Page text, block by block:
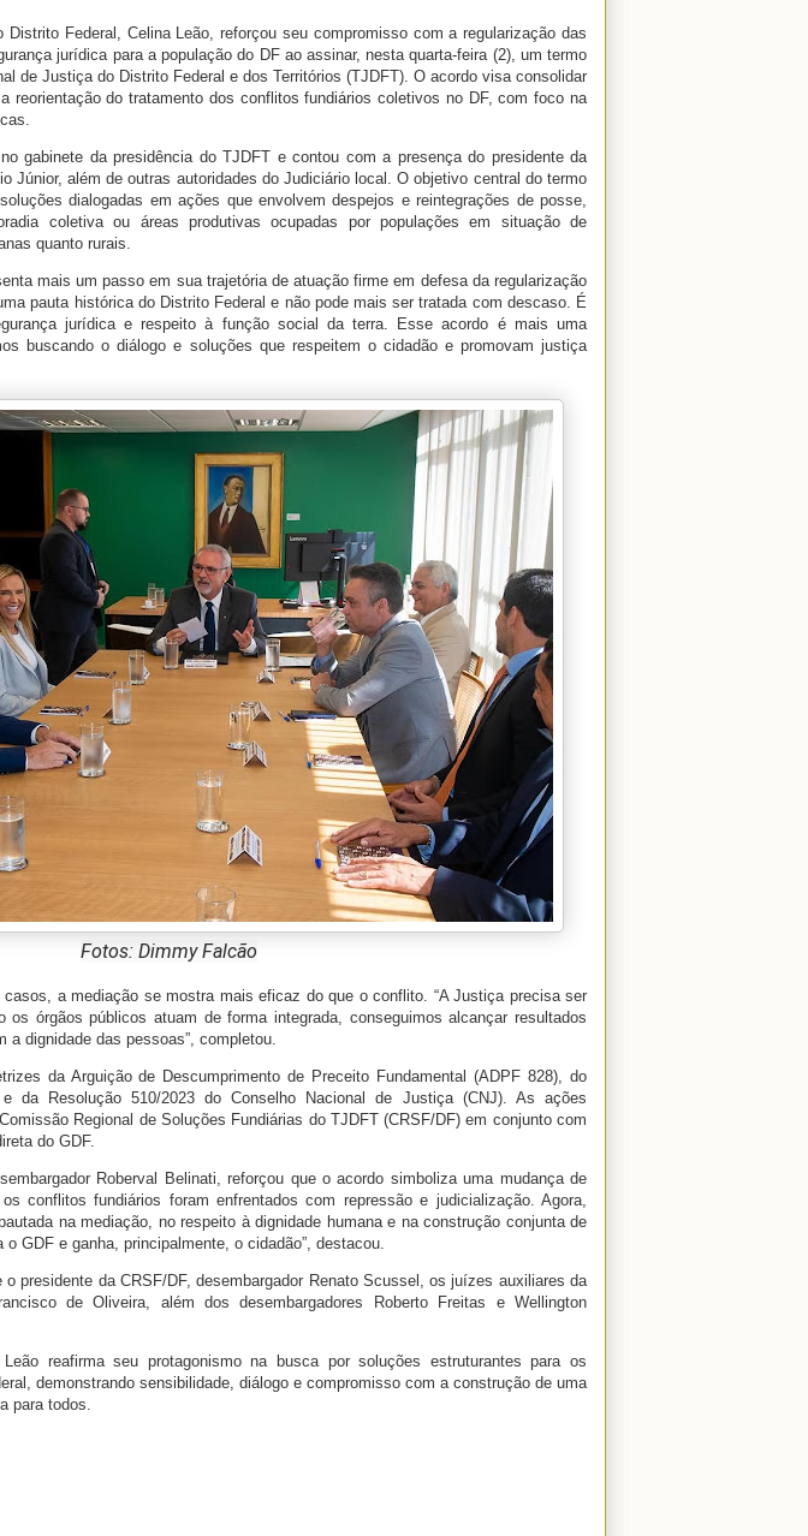
Federal, Celina Leão, reforçou seu compromisso com a regularização das
jurídica para a população do DF ao assinar, nesta quarta-feira (2), um termo
de Justiça do Distrito Federal e dos Territórios (TJDFT). O acordo visa consolidar
reorientação do tratamento dos conflitos fundiários coletivos no DF, com foco na
gabinete da presidência do TJDFT e contou com a presença do presidente da
Júnior, além de outras autoridades do Judiciário local. O objetivo central do termo
dialogadas em ações que envolvem despejos e reintegrações de posse,
coletiva ou áreas produtivas ocupadas por populações em situação de
quanto rurais.
mais um passo em sua trajetória de atuação firme em defesa da regularização
pauta histórica do Distrito Federal e não pode mais ser tratada com descaso. É
jurídica e respeito à função social da terra. Esse acordo é mais uma
buscando o diálogo e soluções que respeitem o cidadão e promovam justiça
Fotos: Dimmy Falcão
a mediação se mostra mais eficaz do que o conflito. “A Justiça precisa ser
os órgãos públicos atuam de forma integrada, conseguimos alcançar resultados
dignidade das pessoas”, completou.
da Arguição de Descumprimento de Preceito Fundamental (ADPF 828), do
da Resolução 510/2023 do Conselho Nacional de Justiça (CNJ). As ações
Regional de Soluções Fundiárias do TJDFT (CRSF/DF) em conjunto com
do GDF.
Roberval Belinati, reforçou que o acordo simboliza uma mudança de
conflitos fundiários foram enfrentados com repressão e judicialização. Agora,
na mediação, no respeito à dignidade humana e na construção conjunta de
GDF e ganha, principalmente, o cidadão”, destacou.
o presidente da CRSF/DF, desembargador Renato Scussel, os juízes auxiliares da
de Oliveira, além dos desembargadores Roberto Freitas e Wellington
reafirma seu protagonismo na busca por soluções estruturantes para os
demonstrando sensibilidade, diálogo e compromisso com a construção de uma
para todos.